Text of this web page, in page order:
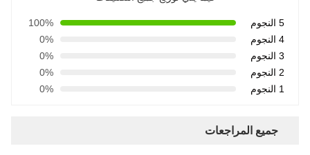
5 النجوم
100%
4 النجوم
0%
3 النجوم
0%
2 النجوم
0%
1 النجوم
0%
جميع المراجعات